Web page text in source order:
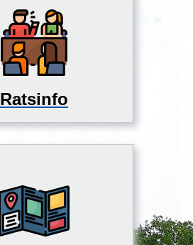
Ratsinfo